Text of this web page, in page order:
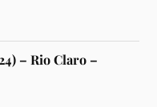
– Rio Claro –